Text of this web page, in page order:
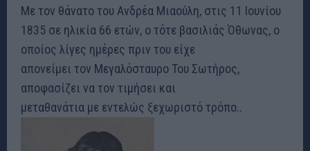
Με τον θάνατο του Ανδρέα Μιαούλη, στις 11 Ιουνίου
1835 σε ηλικία 66 ετών, ο τότε βασιλιάς Όθωνας, ο
οποίος λίγες ημέρες πριν του είχε
απονείμει τον Μεγαλόσταυρο Του Σωτήρος,
αποφασίζει να τον τιμήσει και
μεταθανάτια με εντελώς ξεχωριστό τρόπο..